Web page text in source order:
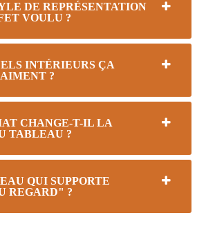
DE REPRÉSENTATION
VOULU ?
INTÉRIEURS ÇA
?
CHANGE-T-IL LA
TABLEAU ?
QUI SUPPORTE
REGARD" ?